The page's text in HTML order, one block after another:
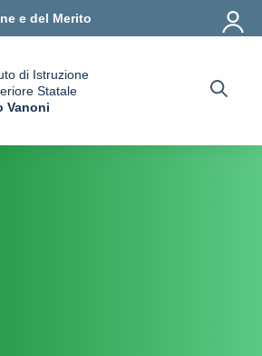
e del Merito
di Istruzione
Statale
Vanoni